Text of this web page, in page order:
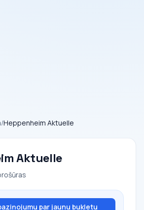
/Heppenheim Aktuelle
Aktuelle
par jaunu bukletu